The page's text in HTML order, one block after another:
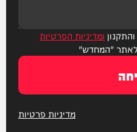
ומדיניות הפרטיות
לאתר "המחדש"
מדיניות פרטיות